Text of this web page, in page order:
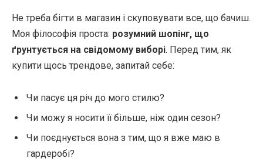
Не треба бігти в магазин і скуповувати все, що бачиш.
Моя філософія проста: розумний шопінг, що
ґрунтується на свідомому виборі. Перед тим, як
купити щось трендове, запитай себе:
Чи пасує ця річ до мого стилю?
Чи можу я носити її більше, ніж один сезон?
Чи поєднується вона з тим, що я вже маю в
гардеробі?